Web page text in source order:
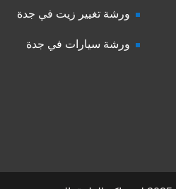
ورشة تغيير زيت في جدة
ورشة سيارات في جدة